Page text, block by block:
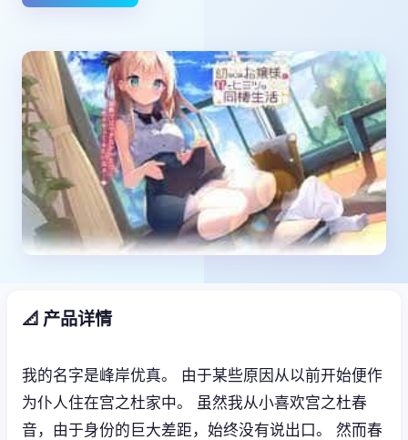
📐 产品详情
我的名字是峰岸优真。 由于某些原因从以前开始便作
为仆人住在宫之杜家中。 虽然我从小喜欢宫之杜春
音，由于身份的巨大差距，始终没有说出口。 然而春